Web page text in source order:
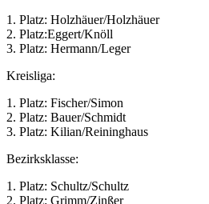
1. Platz: Holzhäuer/Holzhäuer
2. Platz:Eggert/Knöll
3. Platz: Hermann/Leger
Kreisliga:
1. Platz: Fischer/Simon
2. Platz: Bauer/Schmidt
3. Platz: Kilian/Reininghaus
Bezirksklasse:
1. Platz: Schultz/Schultz
2. Platz: Grimm/Zinßer